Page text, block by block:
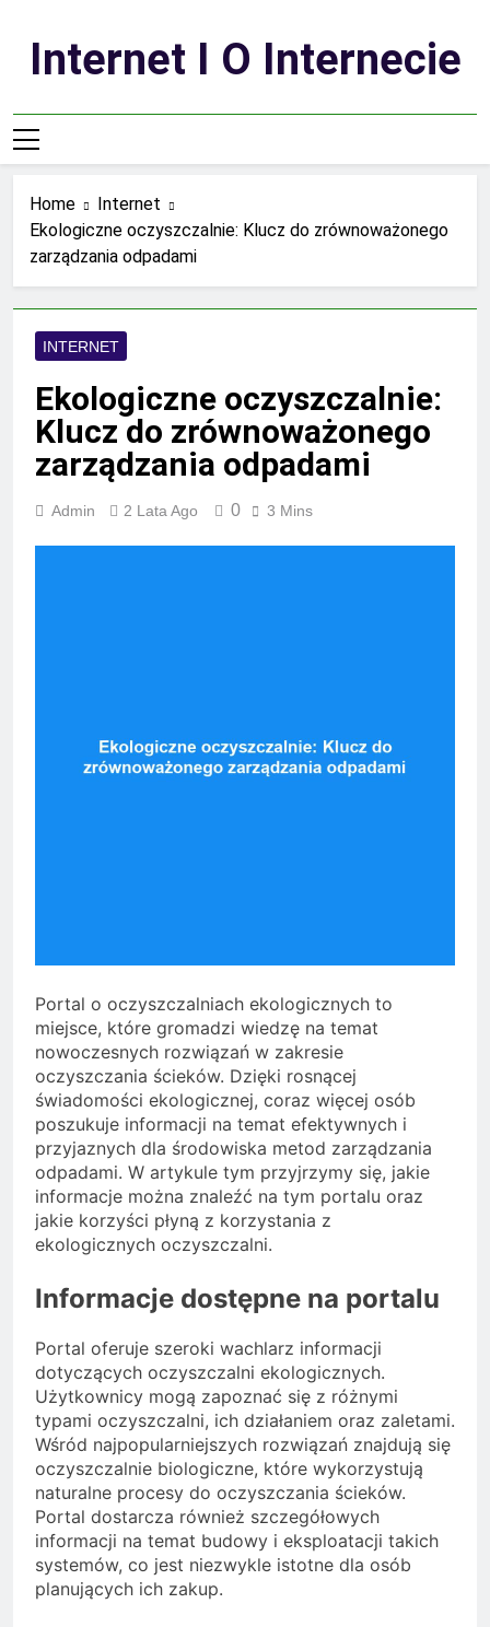
contentInternet I O Internecie
Home
Internet
Ekologiczne oczyszczalnie: Klucz do zrównoważonego
zarządzania odpadami
INTERNET
Ekologiczne oczyszczalnie:
Klucz do zrównoważonego
zarządzania odpadami
Admin 2 Lata Ago 0 3 Mins
Portal o oczyszczalniach ekologicznych to
miejsce, które gromadzi wiedzę na temat
nowoczesnych rozwiązań w zakresie
oczyszczania ścieków. Dzięki rosnącej
świadomości ekologicznej, coraz więcej osób
poszukuje informacji na temat efektywnych i
przyjaznych dla środowiska metod zarządzania
odpadami. W artykule tym przyjrzymy się, jakie
informacje można znaleźć na tym portalu oraz
jakie korzyści płyną z korzystania z
ekologicznych oczyszczalni.
Informacje dostępne na portalu
Portal oferuje szeroki wachlarz informacji
dotyczących oczyszczalni ekologicznych.
Użytkownicy mogą zapoznać się z różnymi
typami oczyszczalni, ich działaniem oraz zaletami.
Wśród najpopularniejszych rozwiązań znajdują się
oczyszczalnie biologiczne, które wykorzystują
naturalne procesy do oczyszczania ścieków.
Portal dostarcza również szczegółowych
informacji na temat budowy i eksploatacji takich
systemów, co jest niezwykle istotne dla osób
planujących ich zakup.